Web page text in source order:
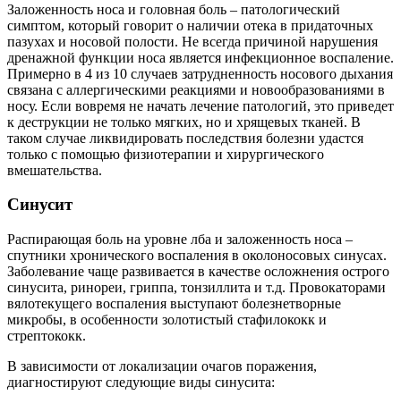
Заложенность носа и головная боль – патологический
симптом, который говорит о наличии отека в придаточных
пазухах и носовой полости. Не всегда причиной нарушения
дренажной функции носа является инфекционное воспаление.
Примерно в 4 из 10 случаев затрудненность носового дыхания
связана с аллергическими реакциями и новообразованиями в
носу. Если вовремя не начать лечение патологий, это приведет
к деструкции не только мягких, но и хрящевых тканей. В
таком случае ликвидировать последствия болезни удастся
только с помощью физиотерапии и хирургического
вмешательства.
Синусит
Распирающая боль на уровне лба и заложенность носа –
спутники хронического воспаления в околоносовых синусах.
Заболевание чаще развивается в качестве осложнения острого
синусита, ринореи, гриппа, тонзиллита и т.д. Провокаторами
вялотекущего воспаления выступают болезнетворные
микробы, в особенности золотистый стафилококк и
стрептококк.
В зависимости от локализации очагов поражения,
диагностируют следующие виды синусита: